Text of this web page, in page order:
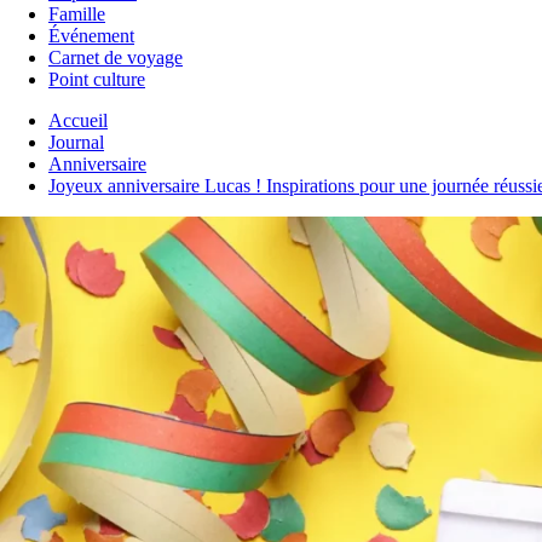
Famille
Événement
Carnet de voyage
Point culture
Accueil
Journal
Anniversaire
Joyeux anniversaire Lucas ! Inspirations pour une journée